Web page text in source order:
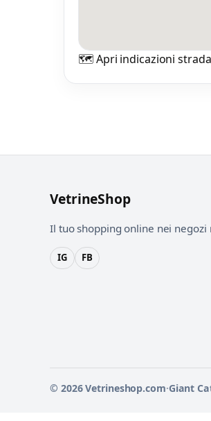
🗺️ Apri indicazioni
VetrineShop
Il tuo shopping online nei negozi
IG FB
© 2026 Vetrineshop.com·Giant